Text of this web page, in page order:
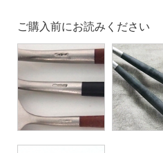
ご購入前にお読みください